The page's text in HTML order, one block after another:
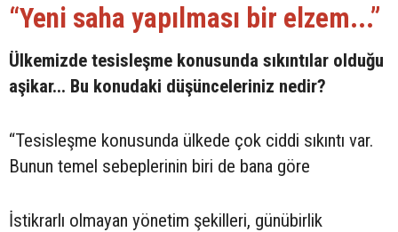
“Yeni saha yapılması bir elzem...”
Ülkemizde tesisleşme konusunda sıkıntılar olduğu
aşikar... Bu konudaki düşünceleriniz nedir?
“Tesisleşme konusunda ülkede çok ciddi sıkıntı var.
Bunun temel sebeplerinin biri de bana göre
İstikrarlı olmayan yönetim şekilleri, günübirlik